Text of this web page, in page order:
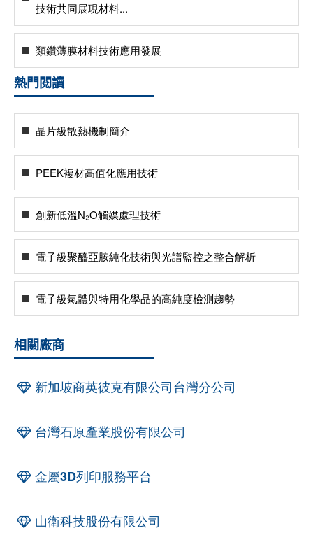
技術共同展現材料...
類鑽薄膜材料技術應用發展
熱門閱讀
晶片級散熱機制簡介
PEEK複材高值化應用技術
創新低溫N₂O觸媒處理技術
電子級聚醯亞胺純化技術與光譜監控之整合解析
電子級氣體與特用化學品的高純度檢測趨勢
相關廠商
新加坡商英彼克有限公司台灣分公司
台灣石原產業股份有限公司
金屬3D列印服務平台
山衛科技股份有限公司